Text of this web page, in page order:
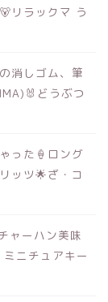
リラックマ う
消しゴム、筆
どうぶつ
った🍦ロング
ッツ🌟ざ・コ
ャーハン美味
ニチュアキー